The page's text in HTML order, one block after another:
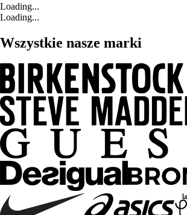
Loading...
Loading...
Wszystkie nasze marki